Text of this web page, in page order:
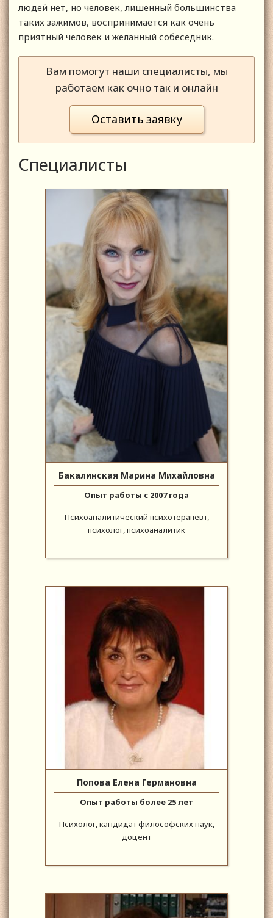
людей нет, но человек, лишенный большинства
таких зажимов, воспринимается как очень
приятный человек и желанный собеседник.
Вам помогут наши специалисты, мы
работаем как очно так и онлайн
Оставить заявку
Специалисты
Бакалинская Марина Михайловна
Опыт работы с 2007 года
Психоаналитический психотерапевт,
психолог, психоаналитик
Попова Елена Германовна
Опыт работы более 25 лет
Психолог, кандидат философских наук,
доцент